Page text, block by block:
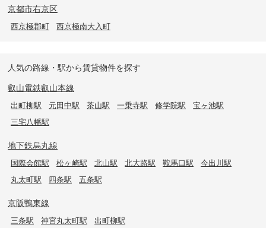
京都市右京区
西京極郡町 西京極南大入町
人気の路線・駅から賃貸物件を探す
叡山電鉄叡山本線
出町柳駅 元田中駅 茶山駅 一乗寺駅 修学院駅
宝ヶ池駅
三宅八幡駅
地下鉄烏丸線
国際会館駅 松ヶ崎駅 北山駅 北大路駅 鞍馬口駅
今出川駅
丸太町駅
四条駅 五条駅
京阪鴨東線
三条駅 神宮丸太町駅 出町柳駅